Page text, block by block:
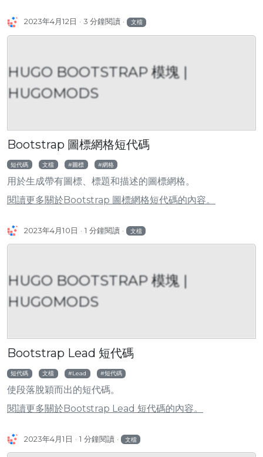
2023年4月12日 3 分鐘閱讀 文檔
HUGO BOOTSTRAP 模塊 |
HUGOMODS
Bootstrap 圖標網格短代碼
短代碼 文檔 圖標 網格
用於生成帶有圖標、標題和描述的圖標網格。
閱讀更多關於Bootstrap 圖標網格短代碼的內容。
2023年4月10日 1 分鐘閱讀 文檔
HUGO BOOTSTRAP 模塊 |
HUGOMODS
Bootstrap Lead 短代碼
短代碼 文檔 Lead 短代碼
使段落脫穎而出的短代碼。
閱讀更多關於Bootstrap Lead 短代碼的內容。
2023年4月1日 1 分鐘閱讀 文檔